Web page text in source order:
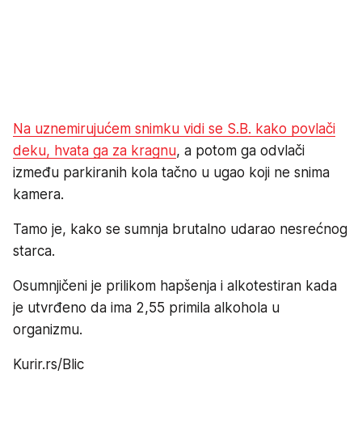
Na uznemirujućem snimku vidi se S.B. kako povlači
deku, hvata ga za kragnu, a potom ga odvlači
između parkiranih kola tačno u ugao koji ne snima
kamera.
Tamo je, kako se sumnja brutalno udarao nesrećnog
starca.
Osumnjičeni je prilikom hapšenja i alkotestiran kada
je utvrđeno da ima 2,55 primila alkohola u
organizmu.
Kurir.rs/Blic